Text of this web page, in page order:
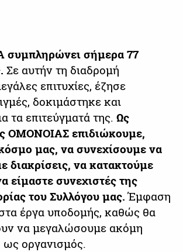
σήμερα 77
Σε αυτήν τη διαδρομή
επιτυχίες, έζησε
δοκιμάστηκε και
τα επιτεύγματά της. Ως
ΟΜΟΝΟΙΑΣ επιδιώκουμε,
μας, να συνεχίσουμε να
διακρίσεις, να κατακτούμε
είμαστε συνεχιστές της
του Συλλόγου μας.Έμφαση
έργα υποδομής, καθώς θα
να μεγαλώσουμε ακόμη
ως οργανισμός.